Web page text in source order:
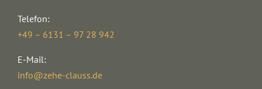
Telefon:
+49 – 6131 – 97 28 942
E-Mail:
info@zehe-clauss.de